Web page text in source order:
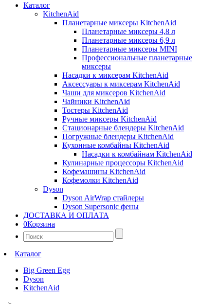
Каталог
KitchenAid
Планетарные миксеры KitchenAid
Планетарные миксеры 4,8 л
Планетарные миксеры 6,9 л
Планетарные миксеры MINI
Профессиональные планетарные
миксеры
Насадки к миксерам KitchenAid
Аксессуары к миксерам KitchenAid
Чаши для миксеров KitchenAid
Чайники KitchenAid
Тостеры KitchenAid
Ручные миксеры KitchenAid
Стационарные блендеры KitchenAid
Погружные блендеры KitchenAid
Кухонные комбайны KitchenAid
Насадки к комбайнам KitchenAid
Кулинарные процессоры KitchenAid
Кофемашины KitchenAid
Кофемолки KitchenAid
Dyson
Dyson AirWrap стайлеры
Dyson Supersonic фены
ДОСТАВКА И ОПЛАТА
0Корзина
Найти:
Каталог
Big Green Egg
Dyson
KitchenAid